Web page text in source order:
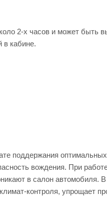
2-х часов и может быть
в кабине.
поддержания
вождения. При
в салон автомобиля.
контроля, упрощает